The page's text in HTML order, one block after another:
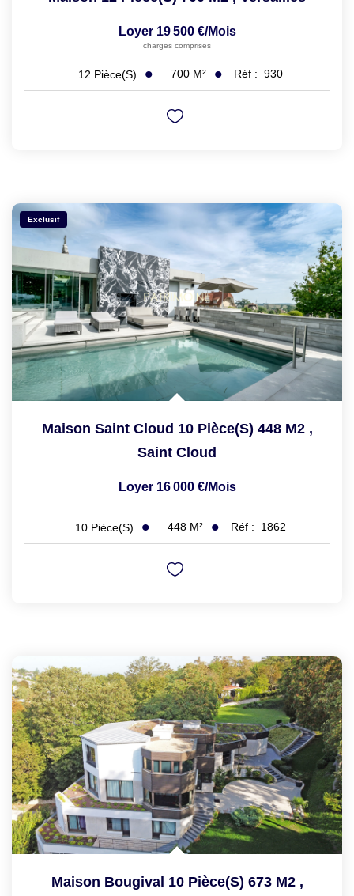
Loyer 19 500 €/mois
charges comprises
12 Pièce(s) 700 M² Réf : 930
Exclusif
Maison Saint Cloud 10 Pièce(s) 448 M2 ,
Saint Cloud
Loyer 16 000 €/mois
10 Pièce(s) 448 M² Réf : 1862
Maison Bougival 10 Pièce(s) 673 M2 ,